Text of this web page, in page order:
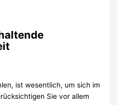
ist wesentlich, um sich im
Sie vor allem